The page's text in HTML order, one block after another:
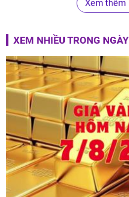
Xem thêm
XEM NHIỀU TRONG NGÀY